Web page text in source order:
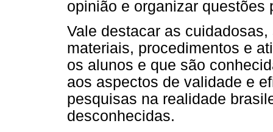
opinião e organizar questões
Vale destacar as
materiais, procedimentos e
os alunos e que são
aos aspectos de validade e
pesquisas na realidade
desconhecidas.